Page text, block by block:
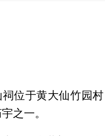
祠位于黄大仙竹园
之一。